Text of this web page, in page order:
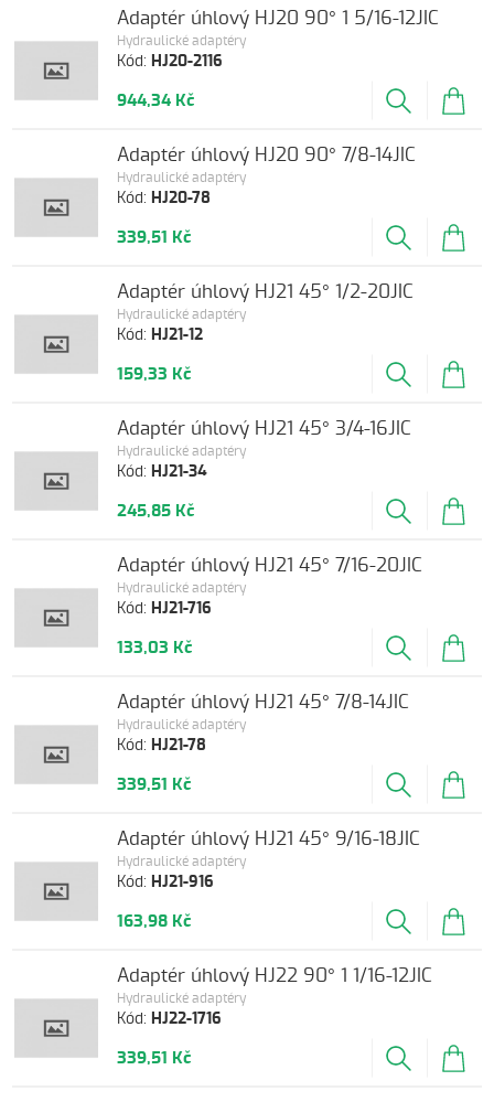
Kód: HJ20-2116
Hydraulické adaptéry
Adaptér úhlový HJ20 90° 1 5/16-12JIC
944,34 Kč
Kód: HJ20-78
Hydraulické adaptéry
Adaptér úhlový HJ20 90° 7/8-14JIC
339,51 Kč
Kód: HJ21-12
Hydraulické adaptéry
Adaptér úhlový HJ21 45° 1/2-20JIC
159,33 Kč
Kód: HJ21-34
Hydraulické adaptéry
Adaptér úhlový HJ21 45° 3/4-16JIC
245,85 Kč
Kód: HJ21-716
Hydraulické adaptéry
Adaptér úhlový HJ21 45° 7/16-20JIC
133,03 Kč
Kód: HJ21-78
Hydraulické adaptéry
Adaptér úhlový HJ21 45° 7/8-14JIC
339,51 Kč
Kód: HJ21-916
Hydraulické adaptéry
Adaptér úhlový HJ21 45° 9/16-18JIC
163,98 Kč
Kód: HJ22-1716
Hydraulické adaptéry
Adaptér úhlový HJ22 90° 1 1/16-12JIC
339,51 Kč